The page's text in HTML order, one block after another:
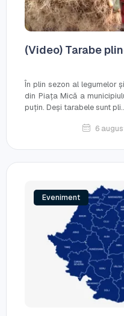
(Video) Tarabe
În plin sezon al legumelor
din Piața Mică a
puțin. Deși tarabele sunt
6
Eveniment